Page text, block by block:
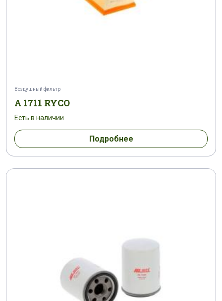
Воздушный фильтр
A 1711 RYCO
Есть в наличии
Подробнее